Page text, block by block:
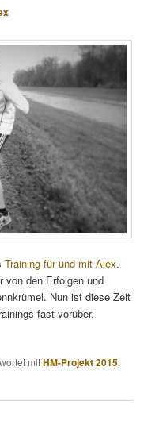
Training für und mit Alex.
von den Erfolgen und
Nun ist diese Zeit
fast vorüber.
mitHM-Projekt 2015,